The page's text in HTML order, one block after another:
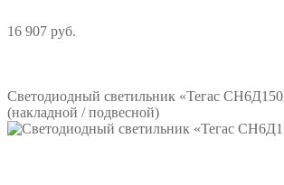
16 907 руб.
Светодиодный светильник «Тегас
(накладной / подвесной)